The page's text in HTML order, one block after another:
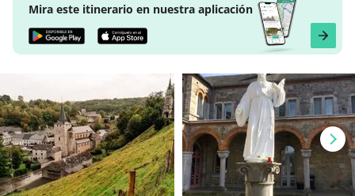
Mira este itinerario en nuestra aplicación